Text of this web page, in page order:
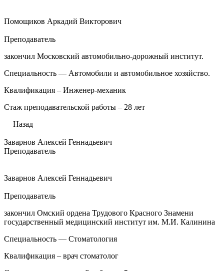
Помощиков Аркадий Викторович
Преподаватель
закончил Московский автомобильно-дорожный институт.
Специальность — Автомобили и автомобильное хозяйство.
Квалификация – Инженер-механик
Стаж преподавательской работы – 28 лет
Назад
Заварнов Алексей Геннадьевич
Преподаватель
Заварнов Алексей Геннадьевич
Преподаватель
закончил Омский ордена Трудового Красного Знамени
государственный медицинский институт им. М.И. Калинина
Специальность — Стоматология
Квалификация – врач стоматолог